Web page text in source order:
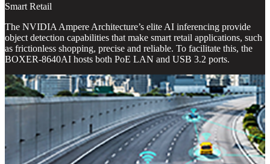
Smart Retail
The NVIDIA Ampere Architecture’s elite AI inferencing provide
object detection capabilities that make smart retail applications, such
as frictionless shopping, precise and reliable. To facilitate this, the
BOXER-8640AI hosts both PoE LAN and USB 3.2 ports.